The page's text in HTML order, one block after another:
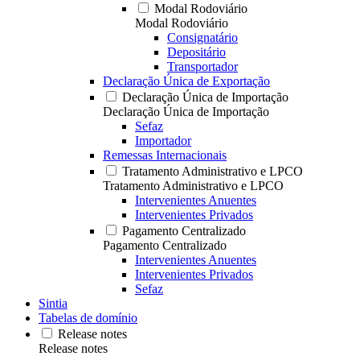
Modal Rodoviário
Modal Rodoviário
Consignatário
Depositário
Transportador
Declaração Única de Exportação
Declaração Única de Importação
Declaração Única de Importação
Sefaz
Importador
Remessas Internacionais
Tratamento Administrativo e LPCO
Tratamento Administrativo e LPCO
Intervenientes Anuentes
Intervenientes Privados
Pagamento Centralizado
Pagamento Centralizado
Intervenientes Anuentes
Intervenientes Privados
Sefaz
Sintia
Tabelas de domínio
Release notes
Release notes